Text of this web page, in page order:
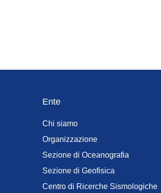
Footer
menu
Ente
Chi siamo
Organizzazione
Sezione di Oceanografia
Sezione di Geofisica
Centro di Ricerche Sismologiche